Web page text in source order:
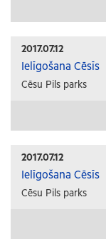
2017.07.12
Ielīgošana Cēsīs
Cēsu Pils parks
2017.07.12
Ielīgošana Cēsīs
Cēsu Pils parks